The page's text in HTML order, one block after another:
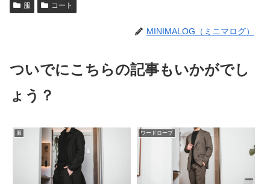
服 コート
MINIMALOG（ミニマログ）
ついでにこちらの記事もいかがでし
ょう？
服 ワードローブ